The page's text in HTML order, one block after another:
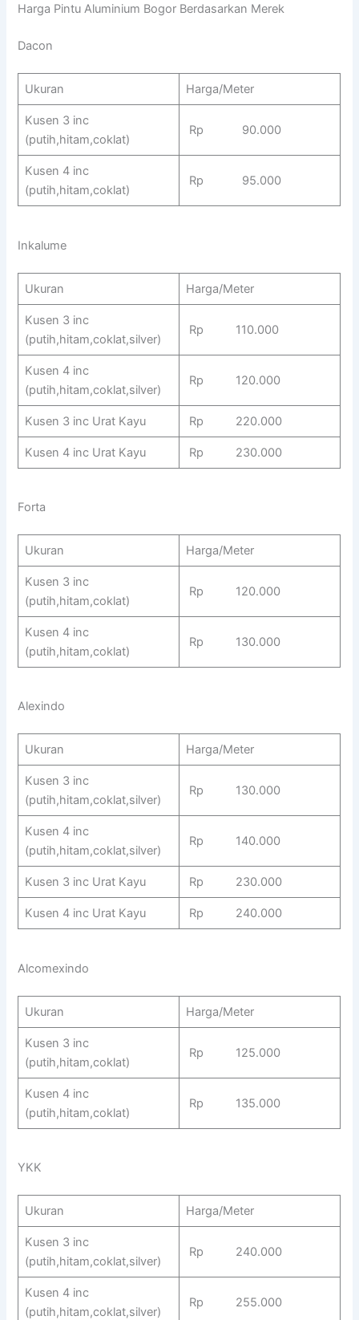
Harga Pintu Aluminium Bogor Berdasarkan Merek
Dacon
Ukuran Harga/Meter
Kusen 3 inc
(putih,hitam,coklat)
Rp 90.000
Kusen 4 inc
(putih,hitam,coklat)
Rp 95.000
Inkalume
Ukuran Harga/Meter
Kusen 3 inc
(putih,hitam,coklat,silver)
Rp 110.000
Kusen 4 inc
(putih,hitam,coklat,silver)
Rp 120.000
Kusen 3 inc Urat Kayu Rp 220.000
Kusen 4 inc Urat Kayu Rp 230.000
Forta
Ukuran Harga/Meter
Kusen 3 inc
(putih,hitam,coklat)
Rp 120.000
Kusen 4 inc
(putih,hitam,coklat)
Rp 130.000
Alexindo
Ukuran Harga/Meter
Kusen 3 inc
(putih,hitam,coklat,silver)
Rp 130.000
Kusen 4 inc
(putih,hitam,coklat,silver)
Rp 140.000
Kusen 3 inc Urat Kayu Rp 230.000
Kusen 4 inc Urat Kayu Rp 240.000
Alcomexindo
Ukuran Harga/Meter
Kusen 3 inc
(putih,hitam,coklat)
Rp 125.000
Kusen 4 inc
(putih,hitam,coklat)
Rp 135.000
YKK
Ukuran Harga/Meter
Kusen 3 inc
(putih,hitam,coklat,silver)
Rp 240.000
Kusen 4 inc
(putih,hitam,coklat,silver)
Rp 255.000